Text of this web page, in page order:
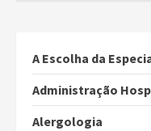
A Escolha da
Administração
Alergologia